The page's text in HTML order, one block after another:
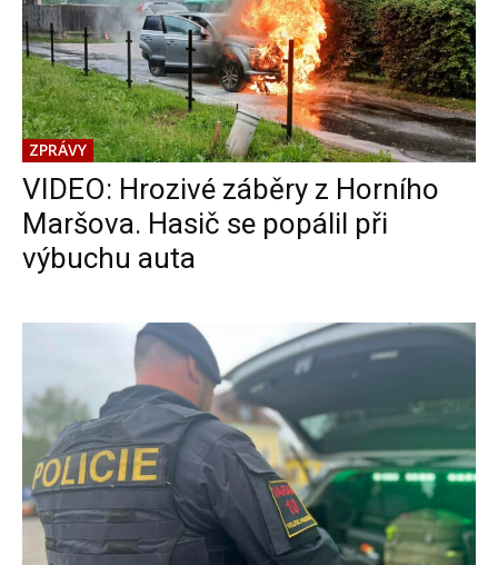
ZPRÁVY
VIDEO: Hrozivé záběry z Horního
Maršova. Hasič se popálil při
výbuchu auta